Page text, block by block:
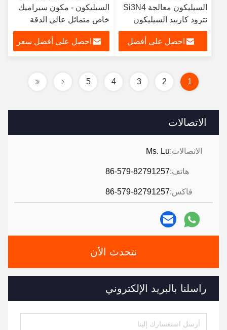
الاتصالات
الاتصالات:Ms. Lu
هاتف:86-579-82791257
فاكس:86-579-82791257
نتحدث الآن
راسلنا بالبريد الإلكتروني
السيليكون معالجة Si3N4
نترود كاربيد السيليكون
مخصصة
احصل على أفضل
السيليكون - مكون سيراميك
خاص متماثل عالي الدقة
احصل على أفضل سعر
1
2
3
4
5